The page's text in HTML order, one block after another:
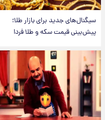
سیگنال‌های جدید برای بازار طلا؛
پیش‌بینی قیمت سکه و طلا فردا